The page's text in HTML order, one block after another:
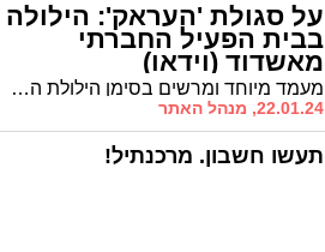
על סגולת 'העראק': הילולה
בבית הפעיל החברתי
מאשדוד (וידאו)
מעמד מיוחד ומרשים בסימן הילולת הצדיק רבי יצחק אבוחצירא זיע"א ולרגל שבת שירה הבעל"ט
22.01.24, מנהל האתר
תעשו חשבון. מרכנתיל!